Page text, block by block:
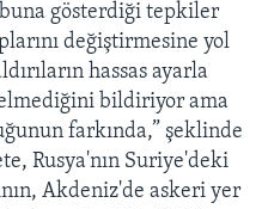
gösterdiği tepkiler
değiştirmesine yol
hassas ayarla
bildiriyor ama
farkında,” şeklinde
Rusya'nın Suriye'deki
Akdeniz'de askeri yer